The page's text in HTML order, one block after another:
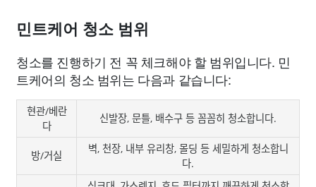
민트케어 청소 범위
청소를 진행하기 전 꼭 체크해야 할 범위입니다. 민
트케어의 청소 범위는 다음과 같습니다:
현관/베란
다
신발장, 문틀, 배수구 등 꼼꼼히 청소합니다.
방/거실
벽, 천장, 내부 유리창, 몰딩 등 세밀하게 청소합니
다.